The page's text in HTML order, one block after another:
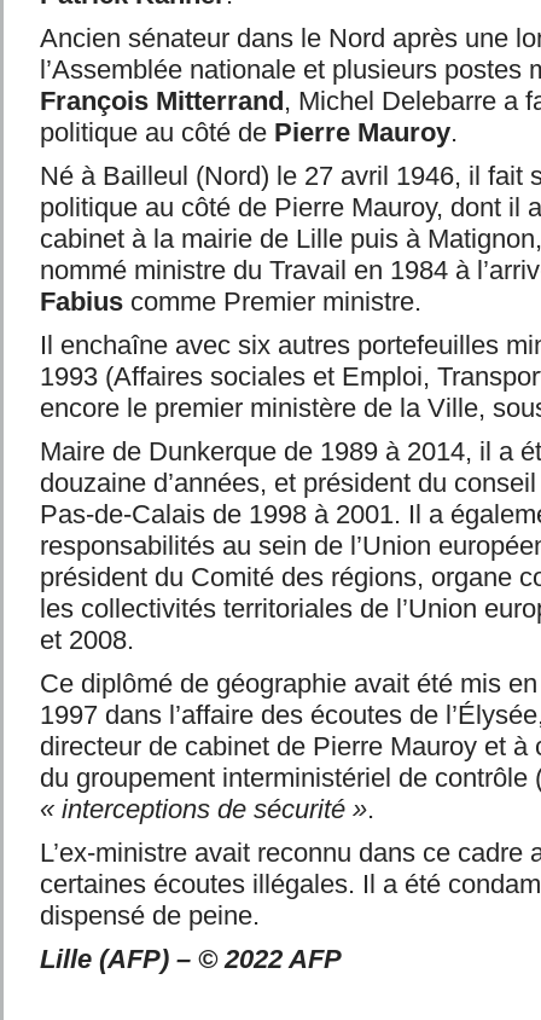
Ancien sénateur dans le Nord après une
l’Assemblée nationale et plusieurs postes
François Mitterrand, Michel Delebarre a
politique au côté de Pierre Mauroy.
Né à Bailleul (Nord) le 27 avril 1946, il fait
politique au côté de Pierre Mauroy, dont il
cabinet à la mairie de Lille puis à
nommé ministre du Travail en 1984 à
Fabiuscomme Premier ministre.
Il enchaîne avec six autres portefeuilles
1993 (Affaires sociales et Emploi,
encore le premier ministère de la Ville,
Maire de Dunkerque de 1989 à 2014, il a
douzaine d’années, et président du
Pas-de-Calais de 1998 à 2001. Il a
responsabilités au sein de l’Union
président du Comité des régions, organe
les collectivités territoriales de l’Union
et 2008.
Ce diplômé de géographie avait été mis
1997 dans l’affaire des écoutes de
directeur de cabinet de Pierre Mauroy et à
du groupement interministériel de contrôle
« interceptions de sécurité ».
L’ex-ministre avait reconnu dans ce cadre
certaines écoutes illégales. Il a été
dispensé de peine.
Lille (AFP) – © 2022 AFP